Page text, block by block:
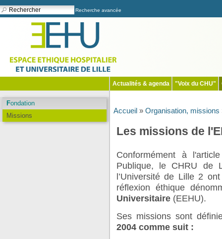
Recherche avancée
Actualités & agenda "Voix du CHU"
Fondation
Missions
Accueil » Organisation, missions
Les missions de
Conformément à
Publique, le CHRU de
l’Université de Lille 2
réflexion éthique
Universitaire (EEHU).
Ses missions sont
2004 comme suit :